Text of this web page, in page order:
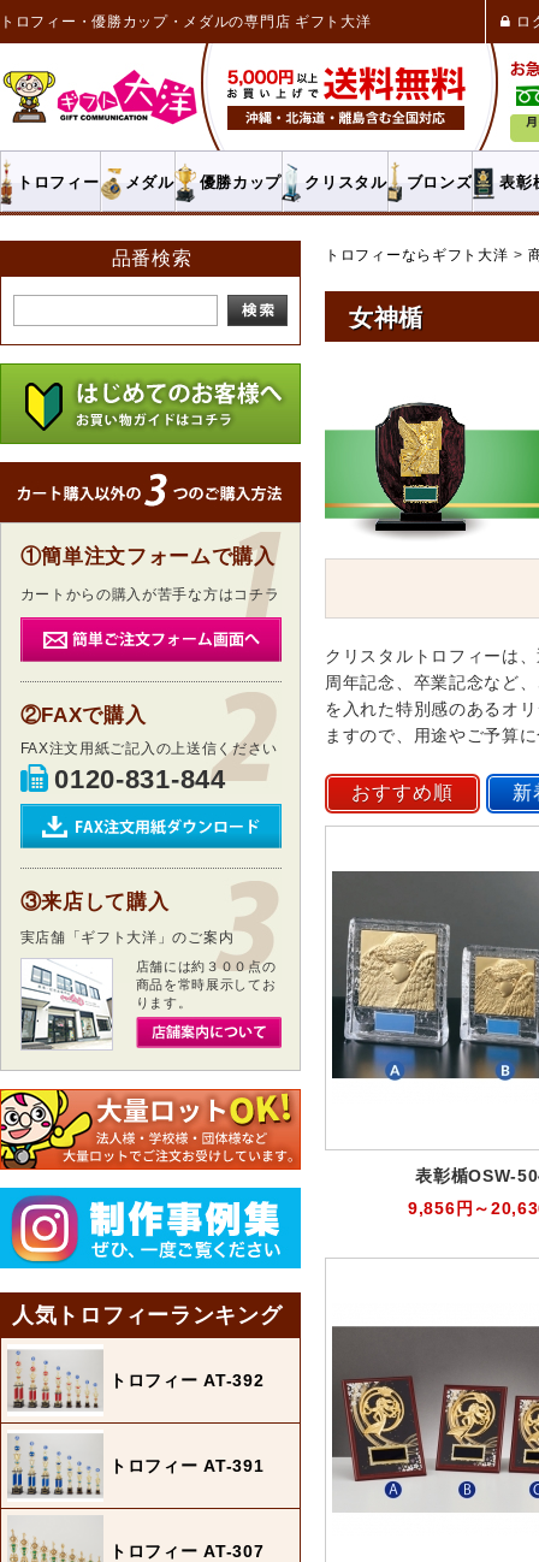
トロフィー・優勝カップ・メダルの専門店 ギフト大洋 ロ
トロフィー メダル 優勝カップ クリスタル ブロンズ 表彰
トロフィーならギフト大洋
女神楯
クリスタルトロフィーは
周年記念、卒業記念など
を入れた特別感のあるオ
ますので、用途やご予算
表彰楯OSW-
9,856円～
品番検索
①簡単注文フォームで購入
カートからの購入が苦手な方はコチラ
②FAXで購入
FAX注文用紙ご記入の上送信ください
0120-831-844
③来店して購入
実店舗「ギフト大洋」のご案内
店舗には約３００点の
商品を常時展示してお
ります。
人気トロフィーランキング
トロフィー AT-392
トロフィー AT-391
トロフィー AT-307